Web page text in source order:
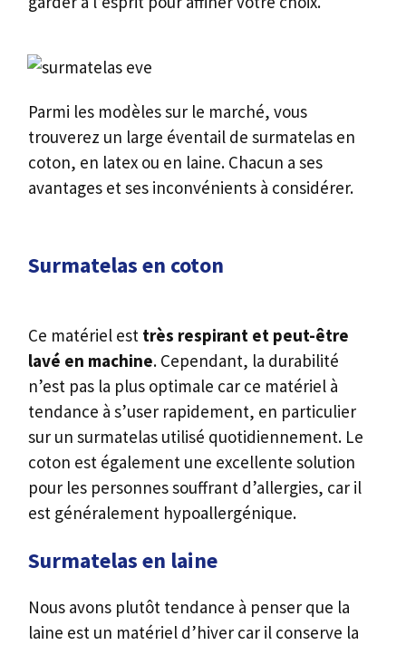
Parmi les modèles sur le marché, vous
trouverez un large éventail de surmatelas en
coton, en latex ou en laine. Chacun a ses
avantages et ses inconvénients à considérer.
Surmatelas en coton
Ce matériel est très respirant et peut-être
lavé en machine. Cependant, la durabilité
n’est pas la plus optimale car ce matériel à
tendance à s’user rapidement, en particulier
sur un surmatelas utilisé quotidiennement. Le
coton est également une excellente solution
pour les personnes souffrant d’allergies, car il
est généralement hypoallergénique.
Surmatelas en laine
Nous avons plutôt tendance à penser que la
laine est un matériel d’hiver car il conserve la